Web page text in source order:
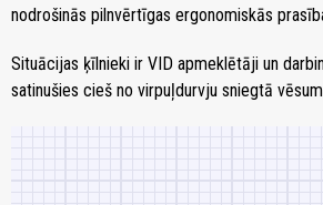
nodrošinās pilnvērtīgas ergonomiskās
Situācijas ķīlnieki ir VID apmeklētāji un
satinušies cieš no virpuļdurvju sniegtā